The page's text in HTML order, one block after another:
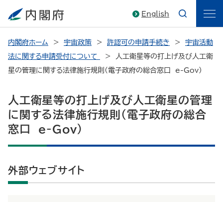
English
内閣府ホーム 宇宙政策 許認可の申請手続き
宇宙活動
法に関する申請受付について
人工衛星等の打上げ及び人工衛
星の管理に関する法律施行規則(電子政府の総合窓口 e-Gov)
人工衛星等の打上げ及び人工衛星の管理
に関する法律施行規則(電子政府の総合
窓口 e-Gov)
外部ウェブサイト